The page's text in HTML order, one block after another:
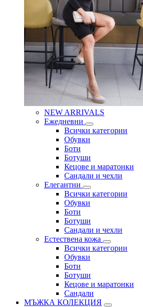
NEW ARRIVALS
Ежедневни
Всички категории
Обувки
Боти
Ботуши
Кецове и маратонки
Сандали и чехли
Елегантни
Всички категории
Обувки
Боти
Ботуши
Сандали и чехли
Естествена кожа
Всички категории
Обувки
Боти
Ботуши
Кецове и маратонки
Сандали
МЪЖКА КОЛЕКЦИЯ